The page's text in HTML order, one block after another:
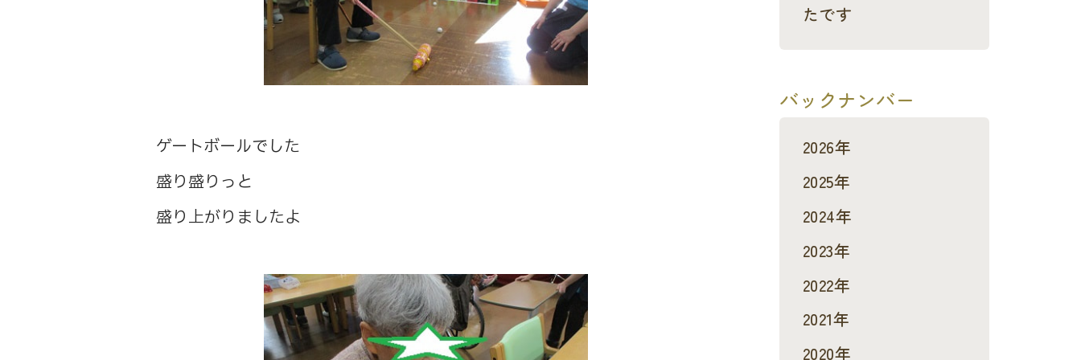
ゲートボールでした
盛り盛りっと
盛り上がりましたよ
たです
バックナンバー
2026年
2025年
2024年
2023年
2022年
2021年
2020年